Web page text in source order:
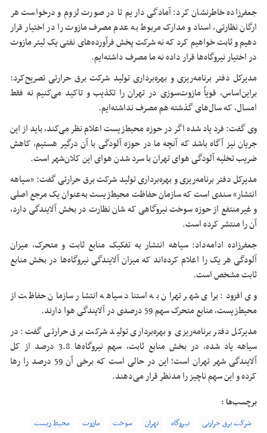
جعفرزاده خاطرنشان کرد: آمادگی داریم تا در صورت لزوم و درخواست هر
ارگان نظارتی، اسناد و مدارک مربوط به عدم مصرف مازوت را در اختیار قرار
دهیم و ثابت خواهیم کرد که نه شرکت پخش فرآورده‌های نفتی یک لیتر مازوت
در اختیار نیروگاه‌ها قرار داده نه ما مصرف داشته‌ایم.
مدیرکل دفتر برنامه‌ریزی و بهره‌برداری تولید شرکت برق حرارتی تصریح‌کرد:
براین‌اساس، قویاً مازوت‌سوزی در تهران را تکذیب و تاکید می‌کنیم نه فقط
امسال، که سال‌های گذشته هم مصرف نداشته‌ایم.
وی گفت: فرد یاد شده اگر در حوزه محیط‌زیست اعلام نظر می‌کند، باید از این
جریان نیز آگاه باشد که آنچه ما در حوزه آلودگی با آن درگیر هستیم، کاهش
ضریب تخلیه آلودگی هوای تهران با سرد شدن هوای این کلان‌شهر است.
مدیرکل دفتر برنامه‌ریزی و بهره‌برداری تولید شرکت برق حرارتی گفت: «سیاهه
انتشار» سندی است که سازمان حفاظت محیط‌زیست به‌عنوان یک مرجع اصلی
و غیرمنتفع از حوزه سوخت نیروگاهی که شان نظارت در بخش آلایندگی دارد،
آن را منتشر کرده است.
جعفرزاده ادامه‌داد: سیاهه انتشار به تفکیک منابع ثابت و متحرک، میزان
آلودگی هر یک را اعلام کرده‌اند که میزان آلایندگی نیروگاه‌ها در بخش منابع
ثابت مشخص است.
وی افزود: برای شهر تهران به استناد سیاهه انتشار سازمان حفاظت از
محیط‌زیست، منابع متحرک سهم 59 درصدی در آلایندگی هوا دارند.
مدیرکل دفتر برنامه‌ریزی و بهره‌برداری تولید شرکت برق حرارتی گفت: در
سیاهه یاد شده، در بخش منابع ثابت، سهم نیروگاه‌ها 3.8 درصد از کل
آلایندگی شهر تهران است؛ این در حالی است که برخی آن 59 درصد را رها
کرده و این سهم ناچیز را مدنظر قرار می‌دهند.
برچسب‌ها :
شرکت برق حرارتی نیروگاه تهران سوخت مازوت محیط زیست